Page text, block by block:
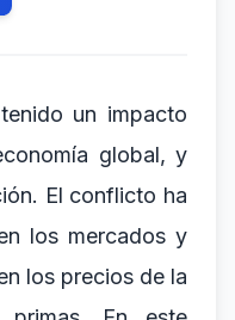
un impacto
global, y
El conflicto ha
los mercados y
los precios de la